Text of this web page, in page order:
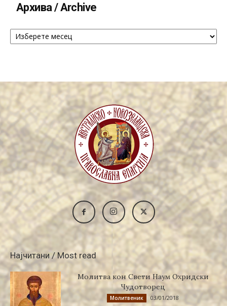
Архива / Archive
Архива
Најчитани / Most read
Молитва кон Свети Наум Охридски
Чудотворец
Молитвеник 03/01/2018